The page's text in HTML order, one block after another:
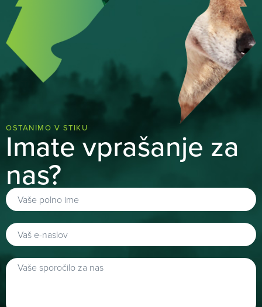
OSTANIMO V STIKU
Imate vprašanje za
nas?